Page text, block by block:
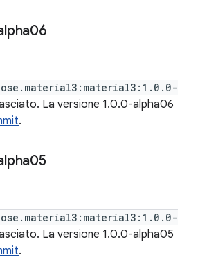
La versione 1.0.0-alpha06
.
La versione 1.0.0-alpha05
.